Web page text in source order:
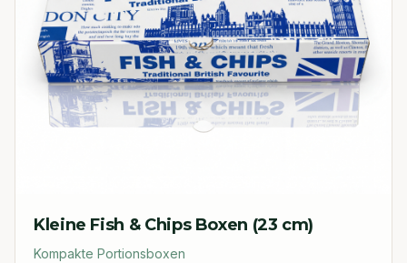
Kleine Fish & Chips Boxen (23 cm)
Kompakte Portionsboxen